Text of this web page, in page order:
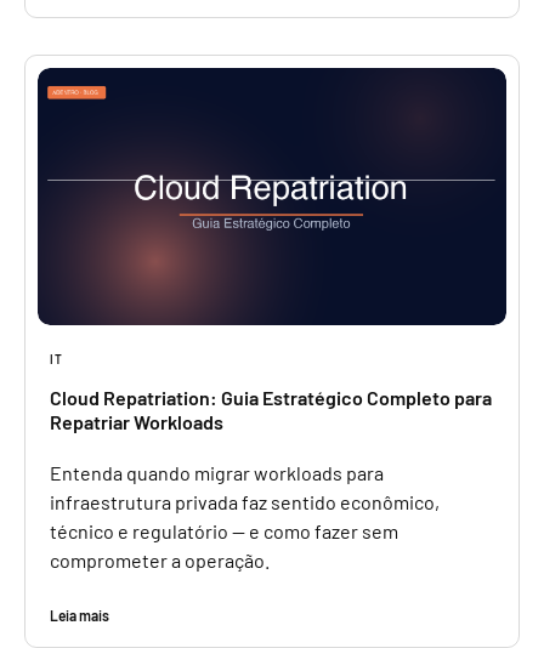
IT
Cloud Repatriation: Guia Estratégico Completo para
Repatriar Workloads
Entenda quando migrar workloads para
infraestrutura privada faz sentido econômico,
técnico e regulatório — e como fazer sem
comprometer a operação.
Leia mais